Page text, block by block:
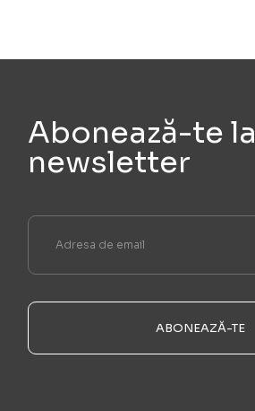
Abonează-te la
newsletter
ABONEAZĂ-TE